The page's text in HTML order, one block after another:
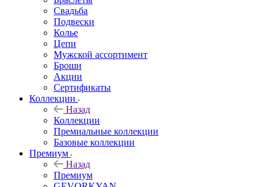
Свадьба
Подвески
Колье
Цепи
Мужской ассортимент
Броши
Акции
Сертификаты
Коллекции
Назад
Коллекции
Премиальные коллекции
Базовые коллекции
Премиум
Назад
Премиум